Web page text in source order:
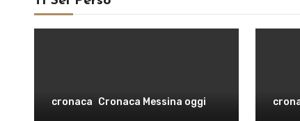
cronaca Cronaca Messina oggi